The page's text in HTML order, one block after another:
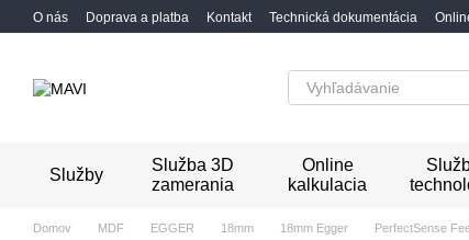
Перейти к основному контенту
O nás Doprava a platba Kontakt Technická dokumentácia
Služby
Služba 3D
zamerania
Online
kalkulacia
Domov MDF EGGER 18mm 18mm Egger PerfectSense